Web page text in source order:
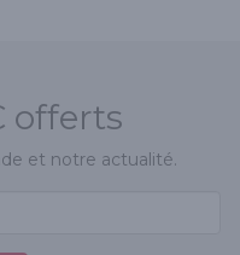
offerts
et notre actualité.